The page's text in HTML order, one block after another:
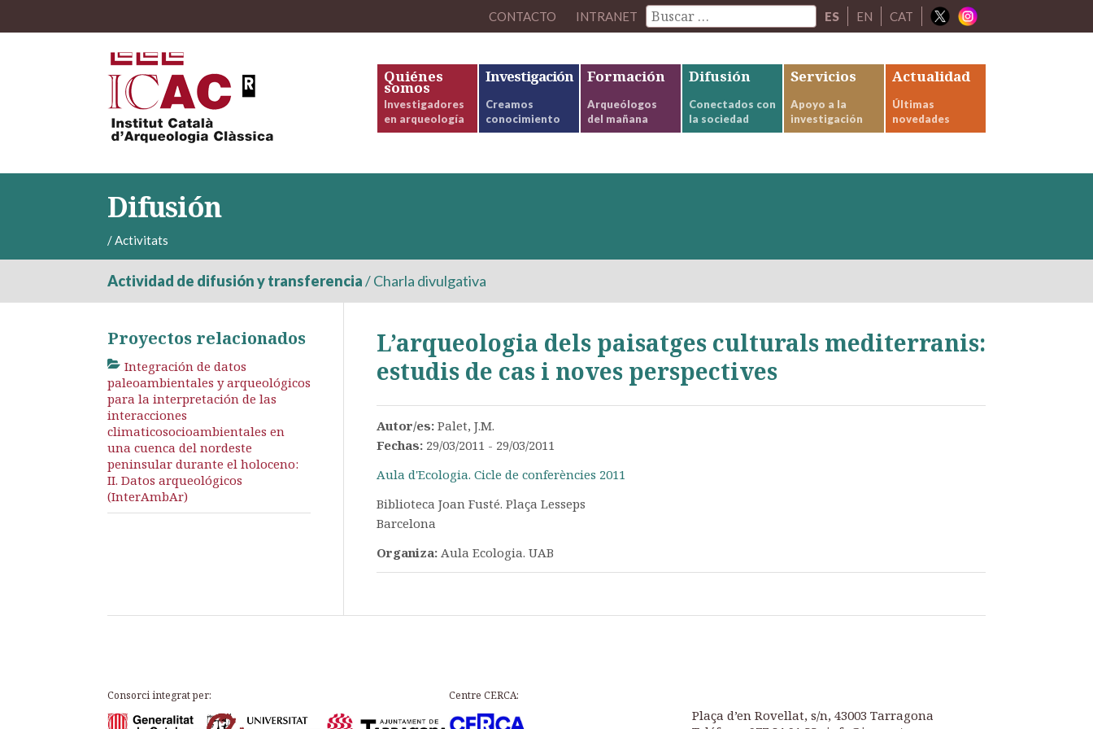
CONTACTO INTRANET ES EN CAT
Quiénes
somos
Investigadores
en arqueología
Investigación
Creamos
conocimiento
Formación
Arqueólogos
del mañana
Difusión
Conectados con
la sociedad
Servicios
Apoyo a la
investigación
Actualidad
Últimas
novedades
Difusión
/Activitats
Actividad de difusión y transferencia/Charla divulgativa
L’arqueologia dels paisatges culturals mediterranis:
estudis de cas i noves perspectives
Autor/es: Palet, J.M.
Fechas: 29/03/2011 - 29/03/2011
Aula d'Ecologia. Cicle de conferències 2011
Biblioteca Joan Fusté. Plaça Lesseps
Barcelona
Organiza: Aula Ecologia. UAB
Proyectos relacionados
Integración de datos
paleoambientales y arqueológicos
para la interpretación de las
interacciones
climaticosocioambientales en
una cuenca del nordeste
peninsular durante el holoceno:
II. Datos arqueológicos
(InterAmbAr)
Consorci integrat per: Centre CERCA:
Plaça d’en Rovellat, s/n, 43003 Tarragona